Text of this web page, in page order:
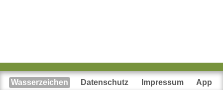
Wasserzeichen Datenschutz Impressum App